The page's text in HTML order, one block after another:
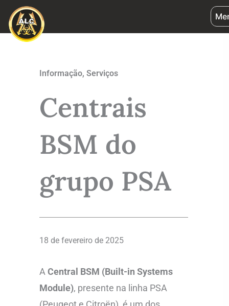
para
conteúdo
Informação,Serviços
Centrais
BSM do
grupo PSA
18 de fevereiro de 2025
ACentral BSM (Built-in Systems
Module), presente na linha PSA